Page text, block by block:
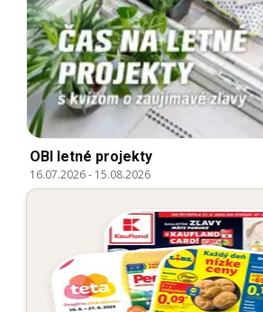
OBI letné projekty
16.07.2026- 15.08.2026